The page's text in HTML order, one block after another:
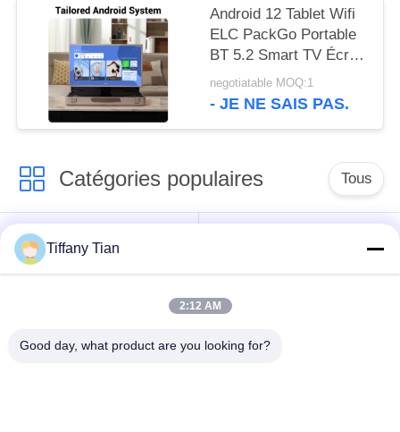
Android 12 Tablet Wifi
ELC PackGo Portable
BT 5.2 Smart TV Écran
tactile télévision haute
définition
negotiatable MOQ:1
- JE NE SAIS PAS.
Catégories populaires Tous
Affichages
numériques
Affichage à écran
Tiffany Tian
2:12 AM
Good day, what product are you looking for?